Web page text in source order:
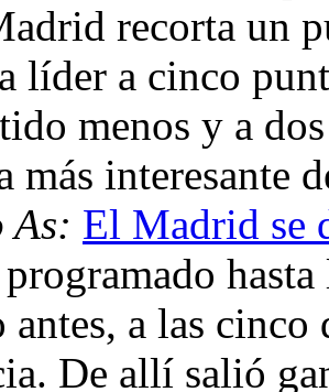
recorta un
líder a cinco
menos y a
más interesante
El Madrid se
programado
antes, a las
De allí salió